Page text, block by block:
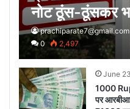
नोट ठूंस-ठूंसकर
prachiparate7@gmail.com
0
2,497
June
1000
पर